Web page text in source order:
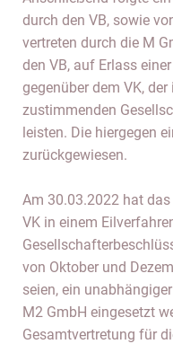
durch den VB, sowie
vertreten durch die M
den VB, auf Erlass
gegenüber dem VK,
zustimmenden
leisten. Die hiergegen
zurückgewiesen.
Am 30.03.2022 hat
VK in einem
von Oktober und
seien, ein
M2 GmbH eingesetzt
Gesamtvertretung für